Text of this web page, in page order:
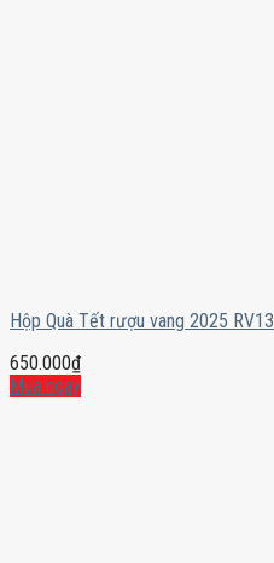
Hộp Quà Tết rượu vang 2025 RV13
650.000₫
Mua ngay